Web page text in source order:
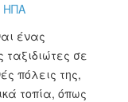
ΗΠΑ
ένας
ταξιδιώτες σε
πόλεις της,
τοπία, όπως